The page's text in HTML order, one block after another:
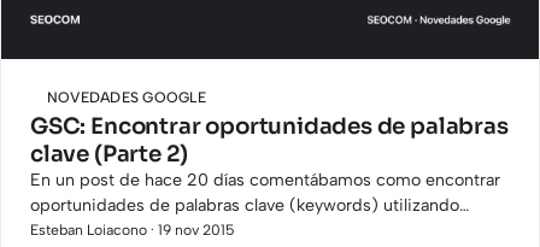
NOVEDADES GOOGLE
GSC: Encontrar oportunidades de palabras
clave (Parte 2)
En un post de hace 20 días comentábamos como encontrar
oportunidades de palabras clave (keywords) utilizando
herramientas como Semrush o Sistrix. Ahora en esta
Esteban Loiacono · 19 nov 2015